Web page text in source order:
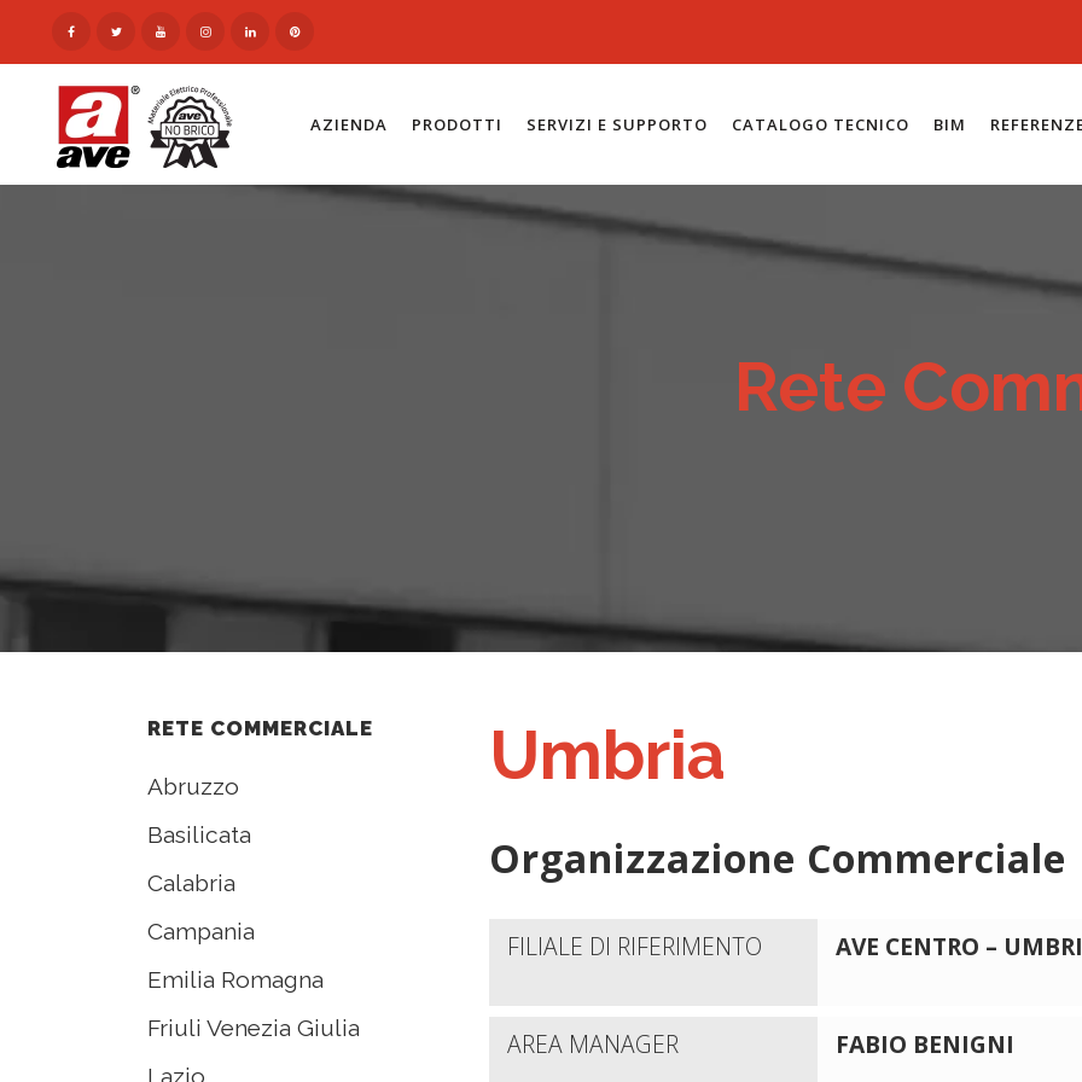
AZIENDA PRODOTTI SERVIZI E SUPPORTO CATALOGO TECNICO BIM
Rete
RETE COMMERCIALE
Abruzzo
Basilicata
Calabria
Campania
Emilia Romagna
Friuli Venezia Giulia
Lazio
Umbria
Organizzazione Commerciale
FILIALE DI RIFERIMENTO AVE CENTRO –
AREA MANAGER FABIO BENIGNI